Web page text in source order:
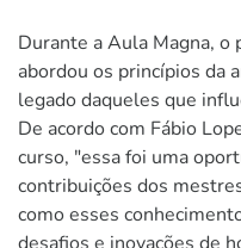
Durante a Aula Magna, o
abordou os princípios da
legado daqueles que
De acordo com Fábio
curso, "essa foi uma
contribuições dos
como esses